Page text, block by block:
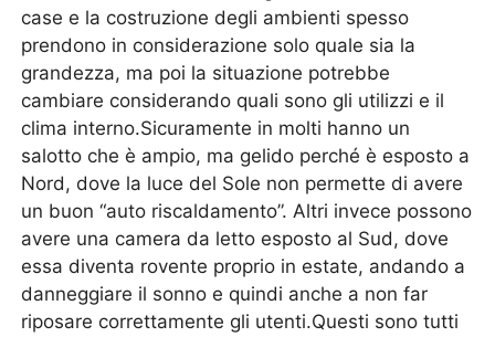
case e la costruzione degli ambienti spesso
prendono in considerazione solo quale sia la
grandezza, ma poi la situazione potrebbe
cambiare considerando quali sono gli utilizzi e il
clima interno.Sicuramente in molti hanno un
salotto che è ampio, ma gelido perché è esposto a
Nord, dove la luce del Sole non permette di avere
un buon “auto riscaldamento”. Altri invece possono
avere una camera da letto esposto al Sud, dove
essa diventa rovente proprio in estate, andando a
danneggiare il sonno e quindi anche a non far
riposare correttamente gli utenti.Questi sono tutti